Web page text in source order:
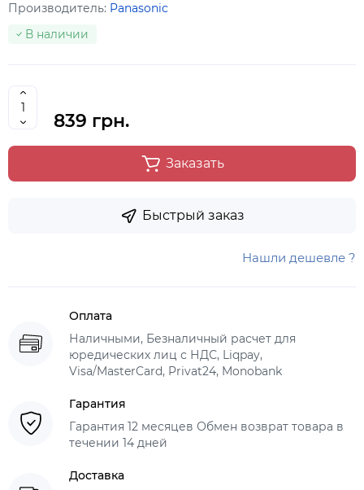
Производитель: Panasonic
В наличии
839 грн.
Заказать
Быстрый заказ
Нашли дешевле ?
Оплата
Наличными, Безналичный расчет для
юредических лиц с НДС, Liqpay,
Visa/MasterCard, Privat24, Monobank
Гарантия
Гарантия 12 месяцев Обмен возврат товара в
течении 14 дней
Доставка